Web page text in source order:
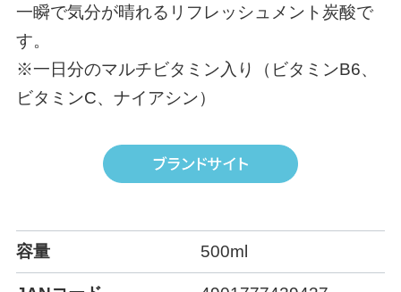
一瞬で気分が晴れるリフレッシュメント炭酸で
す。
※一日分のマルチビタミン入り（ビタミンB6、
ビタミンC、ナイアシン）
容量 500ml